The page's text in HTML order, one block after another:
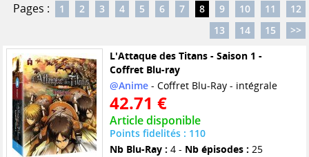
Pages :
1 2 3 4 5 6 7 8 9 10 11
12
13
14 15
>>
L'Attaque des Titans - Saison 1 -
Coffret Blu-ray
@Anime- Coffret Blu-Ray - intégrale
42.71 €
Article disponible
Points fidelités : 110
Nb Blu-Ray : 4 - Nb épisodes : 25